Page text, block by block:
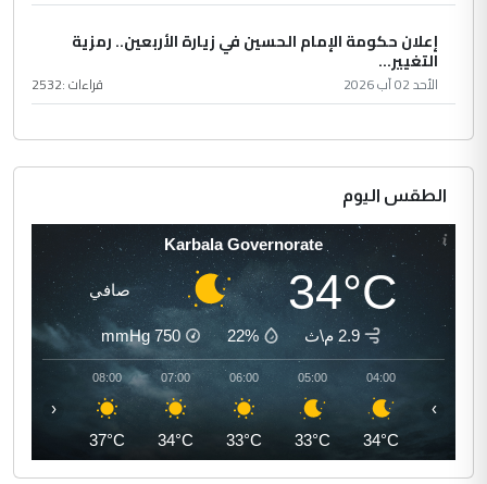
إعلان حكومة الإمام الحسين في زيارة الأربعين.. رمزية
التغيير...
الأحد 02 آب 2026 قراءات :2532
الطقس اليوم
Karbala Governorate
34°C صافي
2.9 م\ث 22%
750
mmHg
04:00
34°C
05:00
33°C
06:00
33°C
07:00
34°C
08:00
37°C
‹ ›